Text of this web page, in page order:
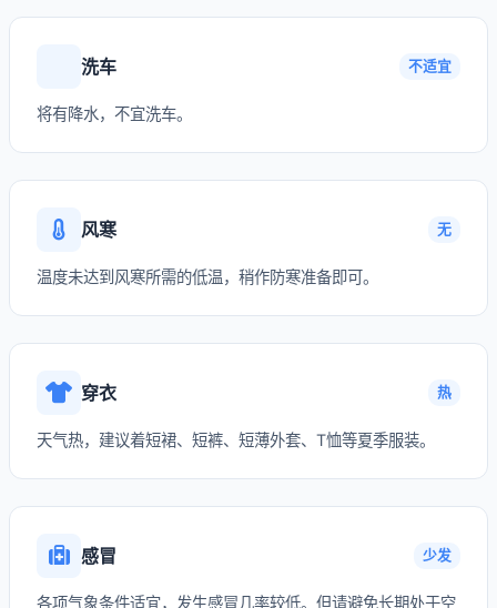
洗车 不适宜
将有降水，不宜洗车。
风寒 无
温度未达到风寒所需的低温，稍作防寒准备即可。
穿衣 热
天气热，建议着短裙、短裤、短薄外套、T恤等夏季服装。
感冒 少发
各项气象条件适宜，发生感冒几率较低。但请避免长期处于空